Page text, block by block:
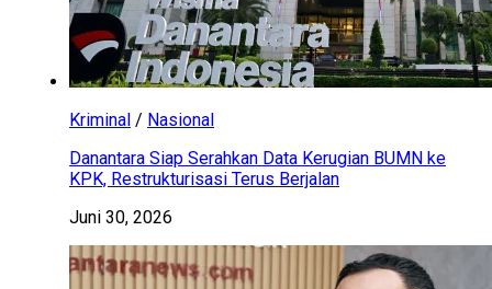
Kriminal / Nasional
Danantara Siap Serahkan Data Kerugian BUMN ke
KPK, Restrukturisasi Terus Berjalan
Juni 30, 2026